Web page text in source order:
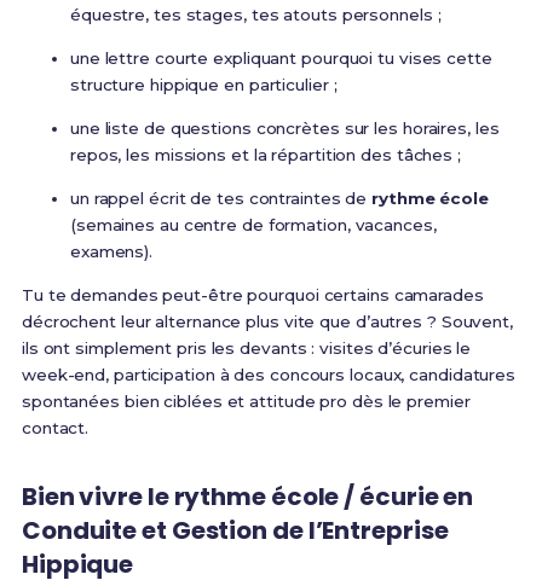
équestre, tes stages, tes atouts personnels ;
une lettre courte expliquant pourquoi tu vises cette
structure hippique en particulier ;
une liste de questions concrètes sur les horaires, les
repos, les missions et la répartition des tâches ;
un rappel écrit de tes contraintes de rythme école
(semaines au centre de formation, vacances,
examens).
Tu te demandes peut-être pourquoi certains camarades
décrochent leur alternance plus vite que d’autres ? Souvent,
ils ont simplement pris les devants : visites d’écuries le
week-end, participation à des concours locaux, candidatures
spontanées bien ciblées et attitude pro dès le premier
contact.
Bien vivre le rythme école / écurie en
Conduite et Gestion de l’Entreprise
Hippique